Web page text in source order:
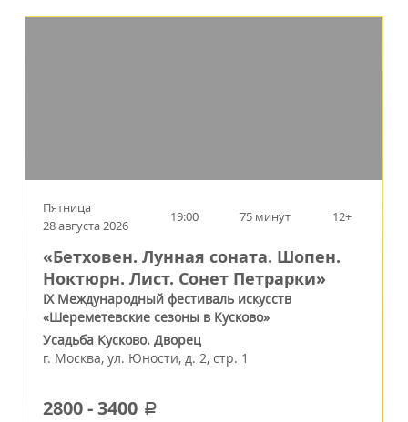
Пятница
28 августа 2026
19:00 75 минут 12+
«Бетховен. Лунная соната. Шопен.
Ноктюрн. Лист. Сонет Петрарки»
IX Международный фестиваль искусств
«Шереметевские сезоны в Кусково»
Усадьба Кусково. Дворец
г. Москва, ул. Юности, д. 2, стр. 1
2800-3400 a